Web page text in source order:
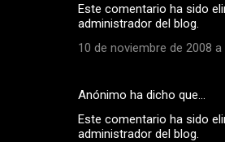
Este comentario ha sido
administrador del blog.
10 de noviembre de 2008 a
Anónimo ha dicho que…
Este comentario ha sido
administrador del blog.